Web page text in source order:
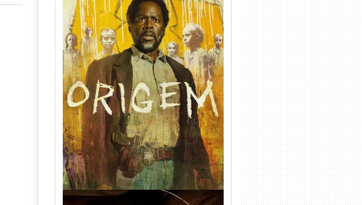
Origem 4ª Temporada Torrent
(2026) WEB-DL 1080p/4K
Dual Áudio